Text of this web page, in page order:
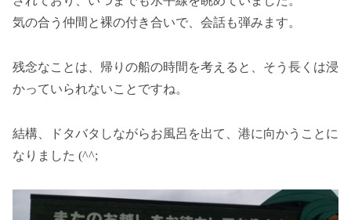
気の合う仲間と裸の付き合いで、会話も弾みます。
残念なことは、帰りの船の時間を考えると、そう長くは浸
かっていられないことですね。
結構、ドタバタしながらお風呂を出て、港に向かうことに
なりました (^^;